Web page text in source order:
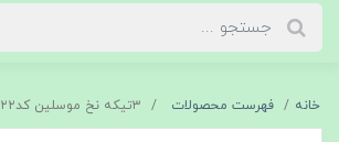
خانه فهرست محصولات ۳تیکه نخ موسلین کد۵۷۲۲